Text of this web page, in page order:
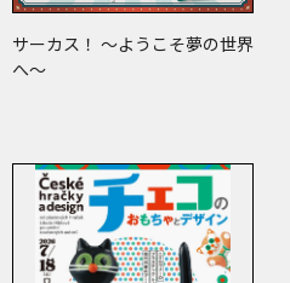
サーカス！ ～ようこそ夢の世界
へ～